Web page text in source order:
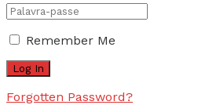
Remember Me
Forgotten Password?